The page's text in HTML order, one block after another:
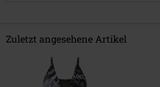
Zuletzt angesehene Artikel